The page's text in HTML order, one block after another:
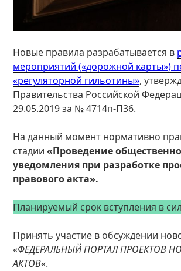
Новые правила разрабатывается в
мероприятий («дорожной карты»)
«регуляторной гильотины»,
Правительства Российской
29.05.2019 за № 4714п-П36.
На данный момент нормативно
стадии «Проведение
уведомления при разработке
правового акта».
Планируемый срок вступления в
Принять участие в обсуждении
«ФЕДЕРАЛЬНЫЙ ПОРТАЛ ПРОЕКТОВ
АКТОВ«.